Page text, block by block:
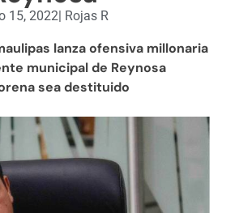
15, 2022| Rojas R
lanza ofensiva millonaria
municipal de Reynosa
sea destituido